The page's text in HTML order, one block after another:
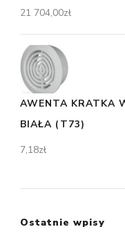
21 704,00zł
AWENTA KRATKA
BIAŁA (T73)
7,18zł
Ostatnie wpisy